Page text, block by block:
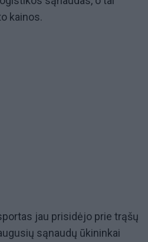
kainos.
jau prisidėjo prie trąšų
sąnaudų ūkininkai